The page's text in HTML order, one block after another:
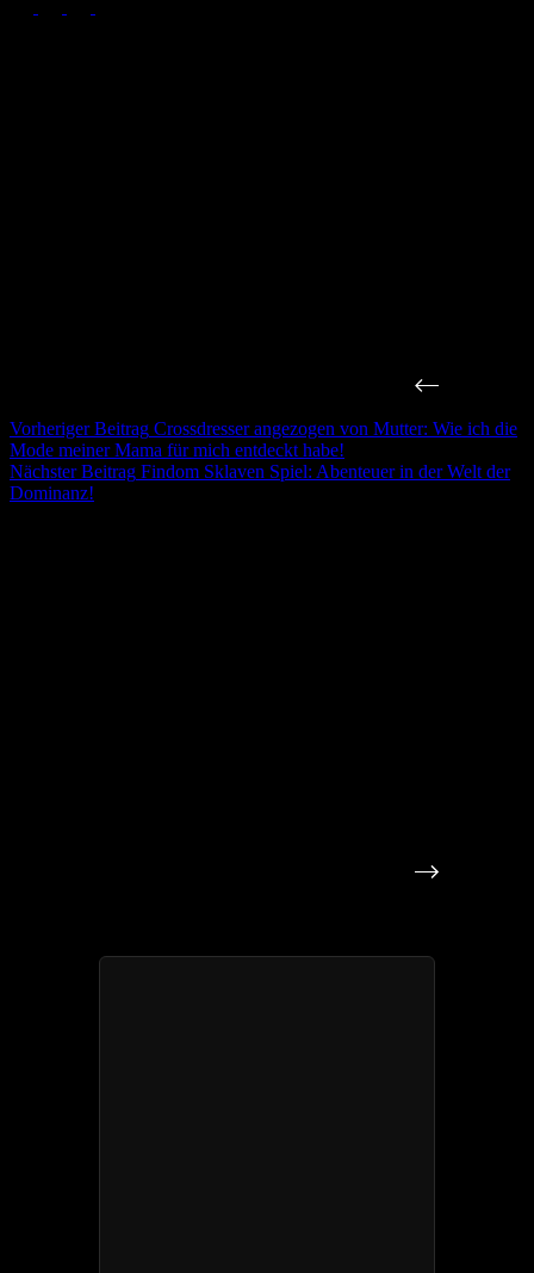
VorherigerBeitrag Crossdresser angezogen von Mutter: Wie ich die
Mode meiner Mama für mich entdeckt habe!
NächsterBeitrag Findom Sklaven Spiel: Abenteuer in der Welt der
Dominanz!